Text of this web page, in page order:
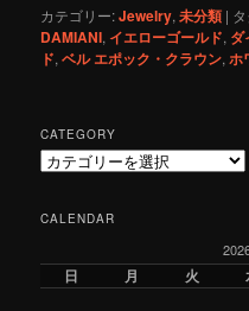
カテゴリー:Jewelry,未分類 |
DAMIANI, イエローゴールド, ダ
ド,ベル エポック・クラウン,ホ
CATEGORY
C
e
CALENDAR
日 月 火